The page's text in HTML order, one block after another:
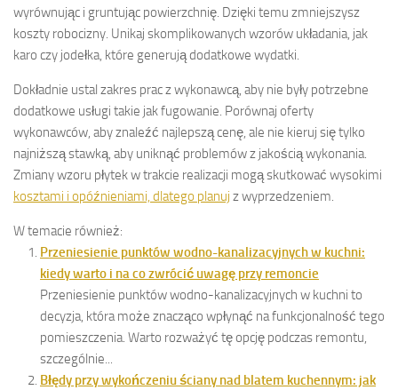
wyrównując i gruntując powierzchnię. Dzięki temu zmniejszysz
koszty robocizny. Unikaj skomplikowanych wzorów układania, jak
karo czy jodełka, które generują dodatkowe wydatki.
Dokładnie ustal zakres prac z wykonawcą, aby nie były potrzebne
dodatkowe usługi takie jak fugowanie. Porównaj oferty
wykonawców, aby znaleźć najlepszą cenę, ale nie kieruj się tylko
najniższą stawką, aby uniknąć problemów z jakością wykonania.
Zmiany wzoru płytek w trakcie realizacji mogą skutkować wysokimi
kosztami i opóźnieniami, dlatego planuj z wyprzedzeniem.
W temacie również:
Przeniesienie punktów wodno-kanalizacyjnych w kuchni:
kiedy warto i na co zwrócić uwagę przy remoncie
Przeniesienie punktów wodno-kanalizacyjnych w kuchni to
decyzja, która może znacząco wpłynąć na funkcjonalność tego
pomieszczenia. Warto rozważyć tę opcję podczas remontu,
szczególnie...
Błędy przy wykończeniu ściany nad blatem kuchennym: jak